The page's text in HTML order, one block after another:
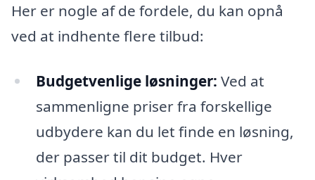
Her er nogle af de fordele, du kan opnå
ved at indhente flere tilbud:
Budgetvenlige løsninger: Ved at
sammenligne priser fra forskellige
udbydere kan du let finde en løsning,
der passer til dit budget. Hver